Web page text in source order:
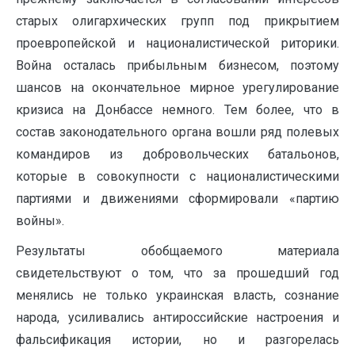
старых олигархических групп под прикрытием
проевропейской и националистической риторики.
Война осталась прибыльным бизнесом, поэтому
шансов на окончательное мирное урегулирование
кризиса на Донбассе немного. Тем более, что в
состав законодательного органа вошли ряд полевых
командиров из добровольческих батальонов,
которые в совокупности с националистическими
партиями и движениями сформировали «партию
войны».
Результаты обобщаемого материала
свидетельствуют о том, что за прошедший год
менялись не только украинская власть, сознание
народа, усиливались антироссийские настроения и
фальсификация истории, но и разгорелась